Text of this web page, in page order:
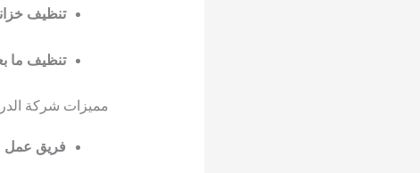
تنظيف
تنظيف ما
مميزات شركة
فريق